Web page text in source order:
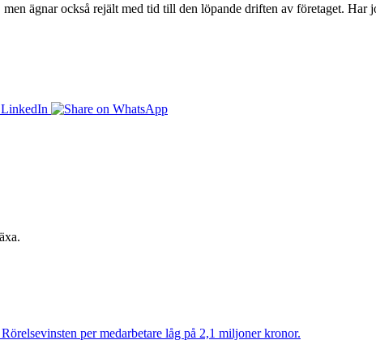
ägnar också rejält med tid till den löpande driften av företaget. Har
per medarbetare låg på 2,1 miljoner kronor.